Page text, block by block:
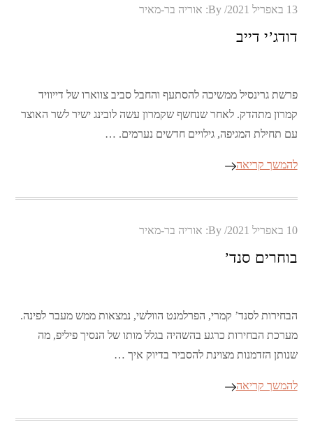
Posted
13 באפריל 2021 By: אוריה בר-מאיר
דודג’י דייב
פרשת גרינסיל ממשיכה להסתעף והחבל סביב צווארו של דייוויד
קמרון מתהדק. לאחר שנחשף שקמרון עשה לובינג ישיר לשר האוצר
עם תחילת המגיפה, גילויים חדשים נערמים. …
להמשך קריאה
Posted
10 באפריל 2021 By: אוריה בר-מאיר
בוחרים סנד’
הבחירות לסנד’ קמרי, הפרלמנט הוולשי, נמצאות ממש מעבר לפינה.
מערכת הבחירות כרגע בהשהיה בגלל מותו של הנסיך פיליפ, מה
שנותן הזדמנות מצוינת להסביר בדיוק איך …
להמשך קריאה